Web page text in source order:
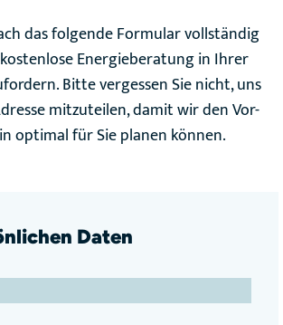
das folgende Formular vollständig
Energieberatung in Ihrer
Bitte vergessen Sie nicht, uns
mitzuteilen, damit wir den Vor-
optimal für Sie planen können.
Daten